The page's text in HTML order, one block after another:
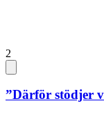
2
”Därför stödjer